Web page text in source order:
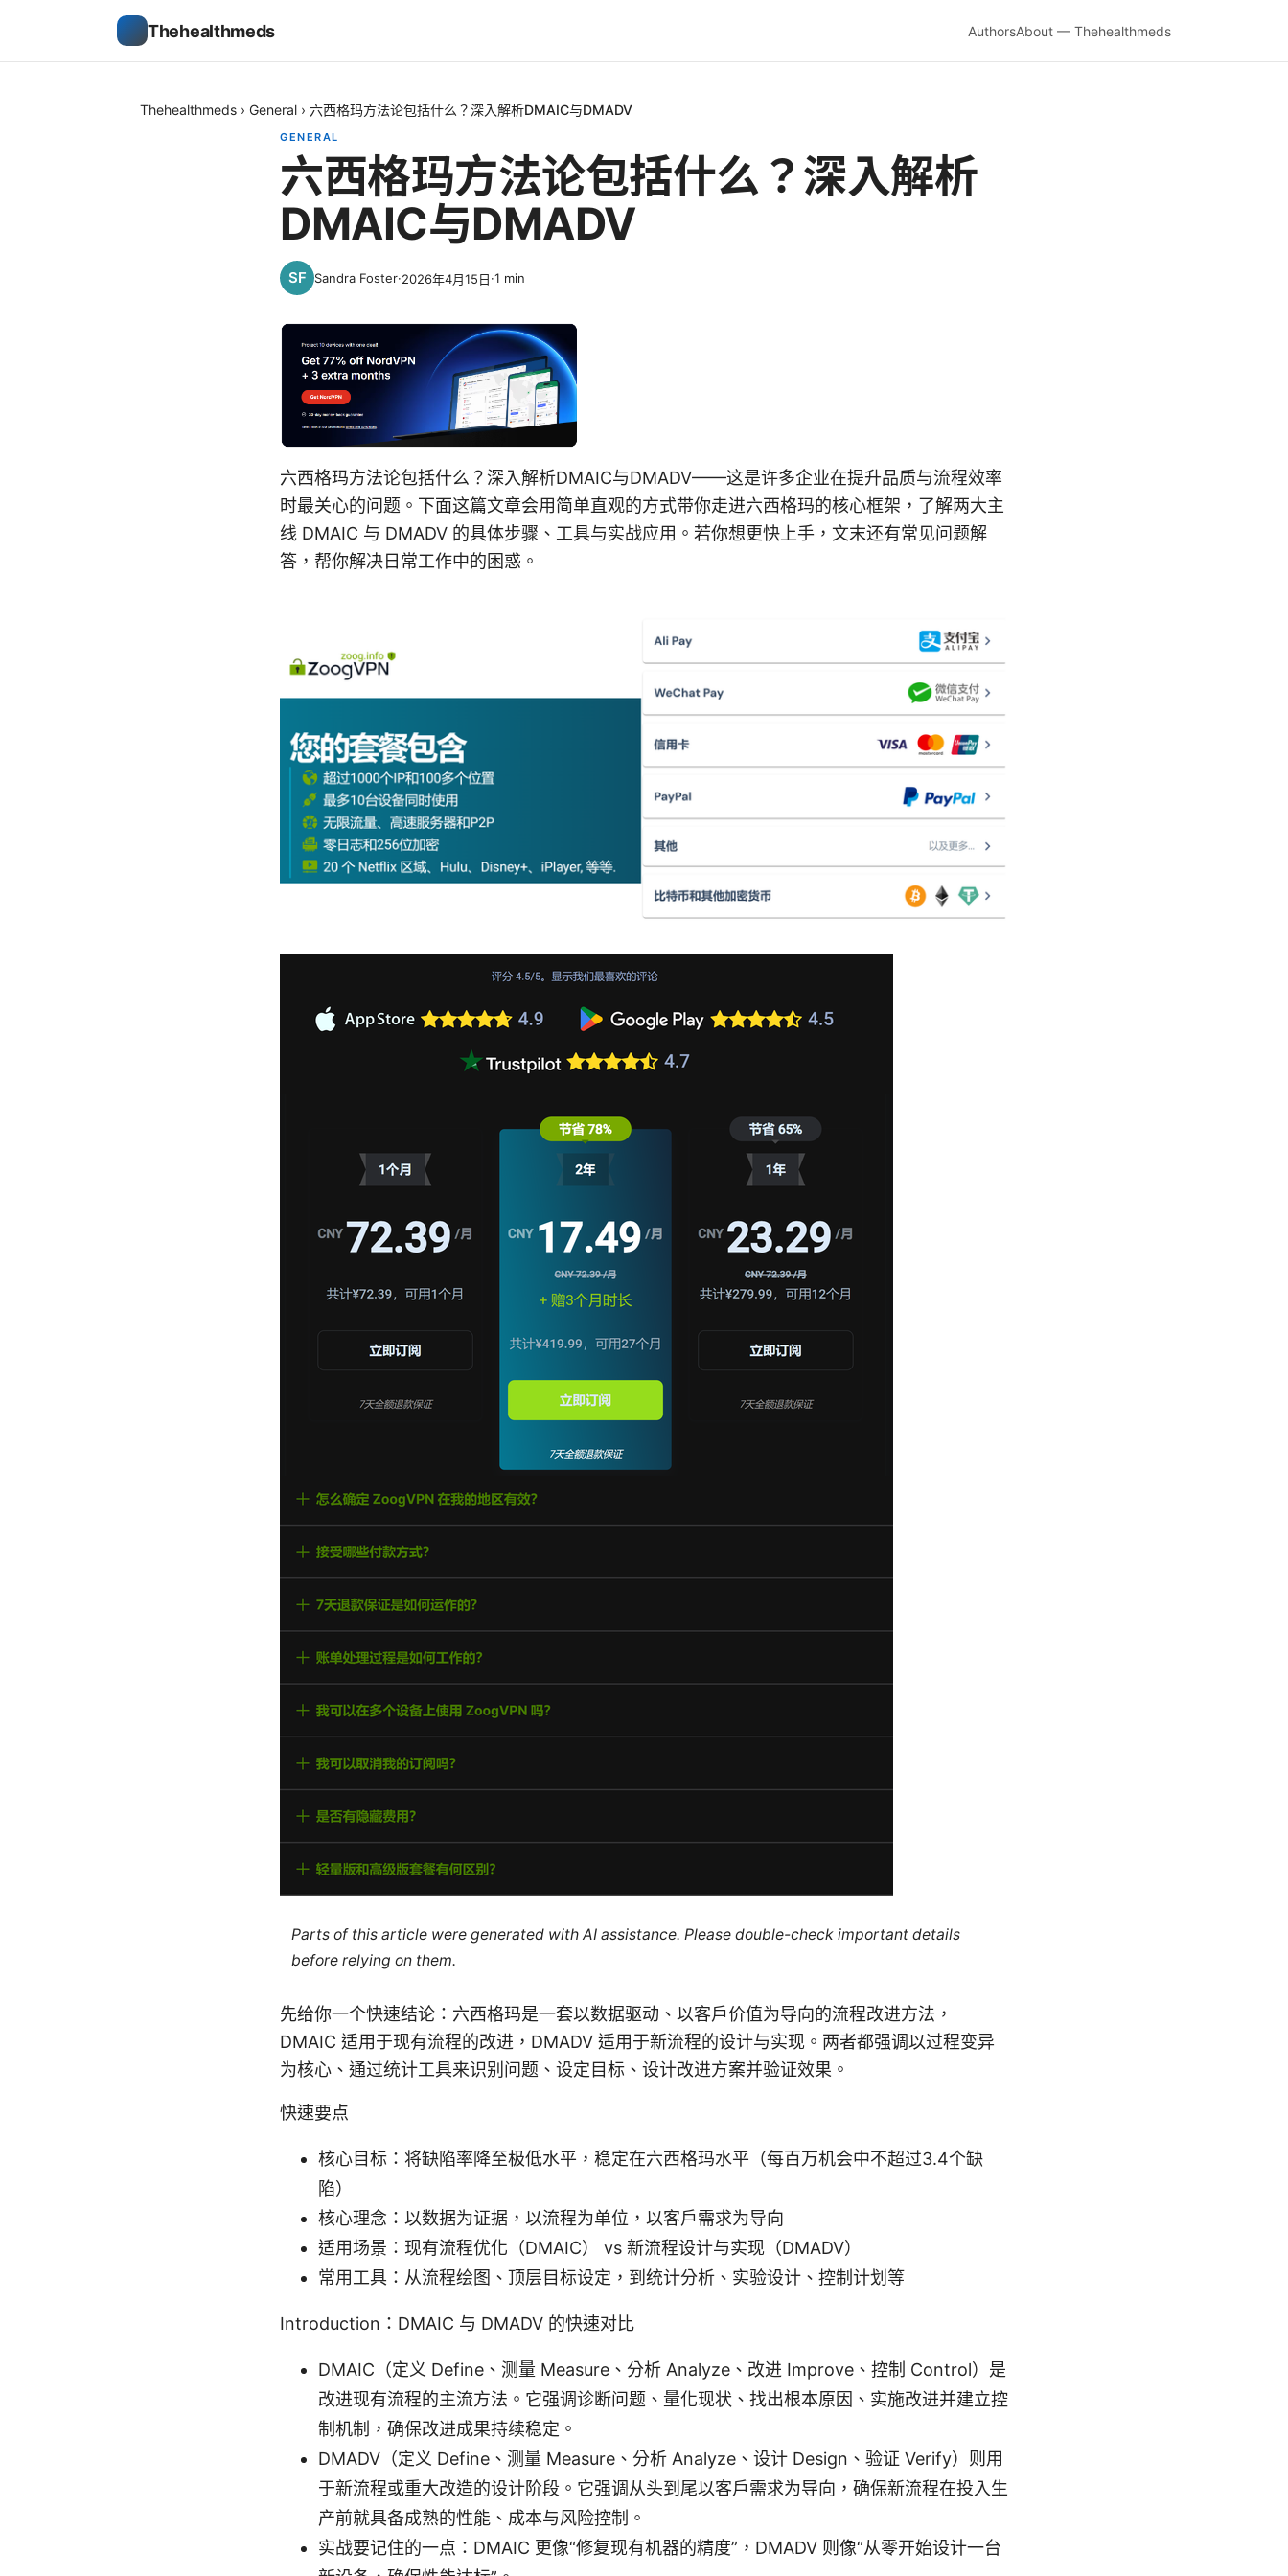
Thehealthmeds AuthorsAbout — Thehealthmeds
Thehealthmeds › General › 六西格玛方法论包括什么？深入解析DMAIC与DMADV
GENERAL
六西格玛方法论包括什么？深入解析
DMAIC与DMADV
Sandra Foster·2026年4月15日·1 min
六西格玛方法论包括什么？深入解析DMAIC与DMADV——这是许多企业在提升品质与流程效率
时最关心的问题。下面这篇文章会用简单直观的方式带你走进六西格玛的核心框架，了解两大主
线 DMAIC 与 DMADV 的具体步骤、工具与实战应用。若你想更快上手，文末还有常见问题解
答，帮你解决日常工作中的困惑。
Parts of this article were generated with AI assistance. Please double-check important details
before relying on them.
先给你一个快速结论：六西格玛是一套以数据驱动、以客户价值为导向的流程改进方法，
DMAIC 适用于现有流程的改进，DMADV 适用于新流程的设计与实现。两者都强调以过程变异
为核心、通过统计工具来识别问题、设定目标、设计改进方案并验证效果。
快速要点
核心目标：将缺陷率降至极低水平，稳定在六西格玛水平（每百万机会中不超过3.4个缺
陷）
核心理念：以数据为证据，以流程为单位，以客户需求为导向
适用场景：现有流程优化（DMAIC） vs 新流程设计与实现（DMADV）
常用工具：从流程绘图、顶层目标设定，到统计分析、实验设计、控制计划等
Introduction：DMAIC 与 DMADV 的快速对比
DMAIC（定义 Define、测量 Measure、分析 Analyze、改进 Improve、控制 Control）是
改进现有流程的主流方法。它强调诊断问题、量化现状、找出根本原因、实施改进并建立控
制机制，确保改进成果持续稳定。
DMADV（定义 Define、测量 Measure、分析 Analyze、设计 Design、验证 Verify）则用
于新流程或重大改造的设计阶段。它强调从头到尾以客户需求为导向，确保新流程在投入生
产前就具备成熟的性能、成本与风险控制。
实战要记住的一点：DMAIC 更像“修复现有机器的精度”，DMADV 则像“从零开始设计一台